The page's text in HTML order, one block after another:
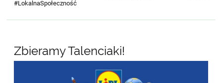
#LokalnaSpołeczność
Zbieramy Talenciaki!